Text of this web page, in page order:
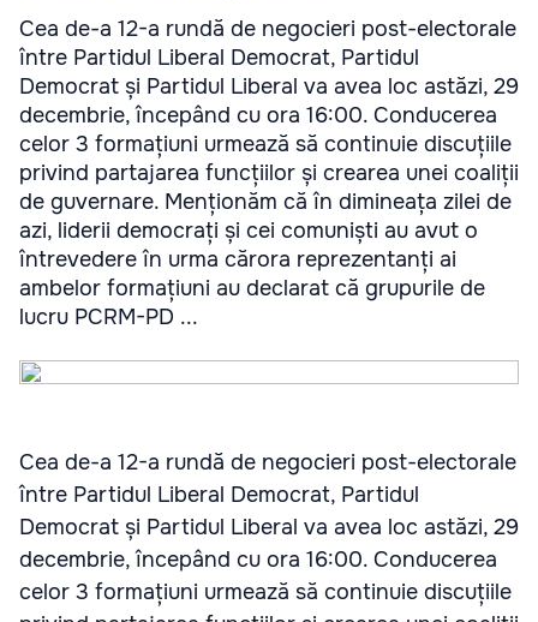
Cea de-a 12-a rundă de negocieri post-electorale
între Partidul Liberal Democrat, Partidul
Democrat și Partidul Liberal va avea loc astăzi, 29
decembrie, începând cu ora 16:00. Conducerea
celor 3 formațiuni urmează să continuie discuțiile
privind partajarea funcțiilor și crearea unei coaliții
de guvernare. Menționăm că în dimineața zilei de
azi, liderii democrați și cei comuniști au avut o
întrevedere în urma cărora reprezentanți ai
ambelor formațiuni au declarat că grupurile de
lucru PCRM-PD ...
Cea de-a 12-a rundă de negocieri post-electorale
între Partidul Liberal Democrat, Partidul
Democrat și Partidul Liberal va avea loc astăzi, 29
decembrie, începând cu ora 16:00. Conducerea
celor 3 formațiuni urmează să continuie discuțiile